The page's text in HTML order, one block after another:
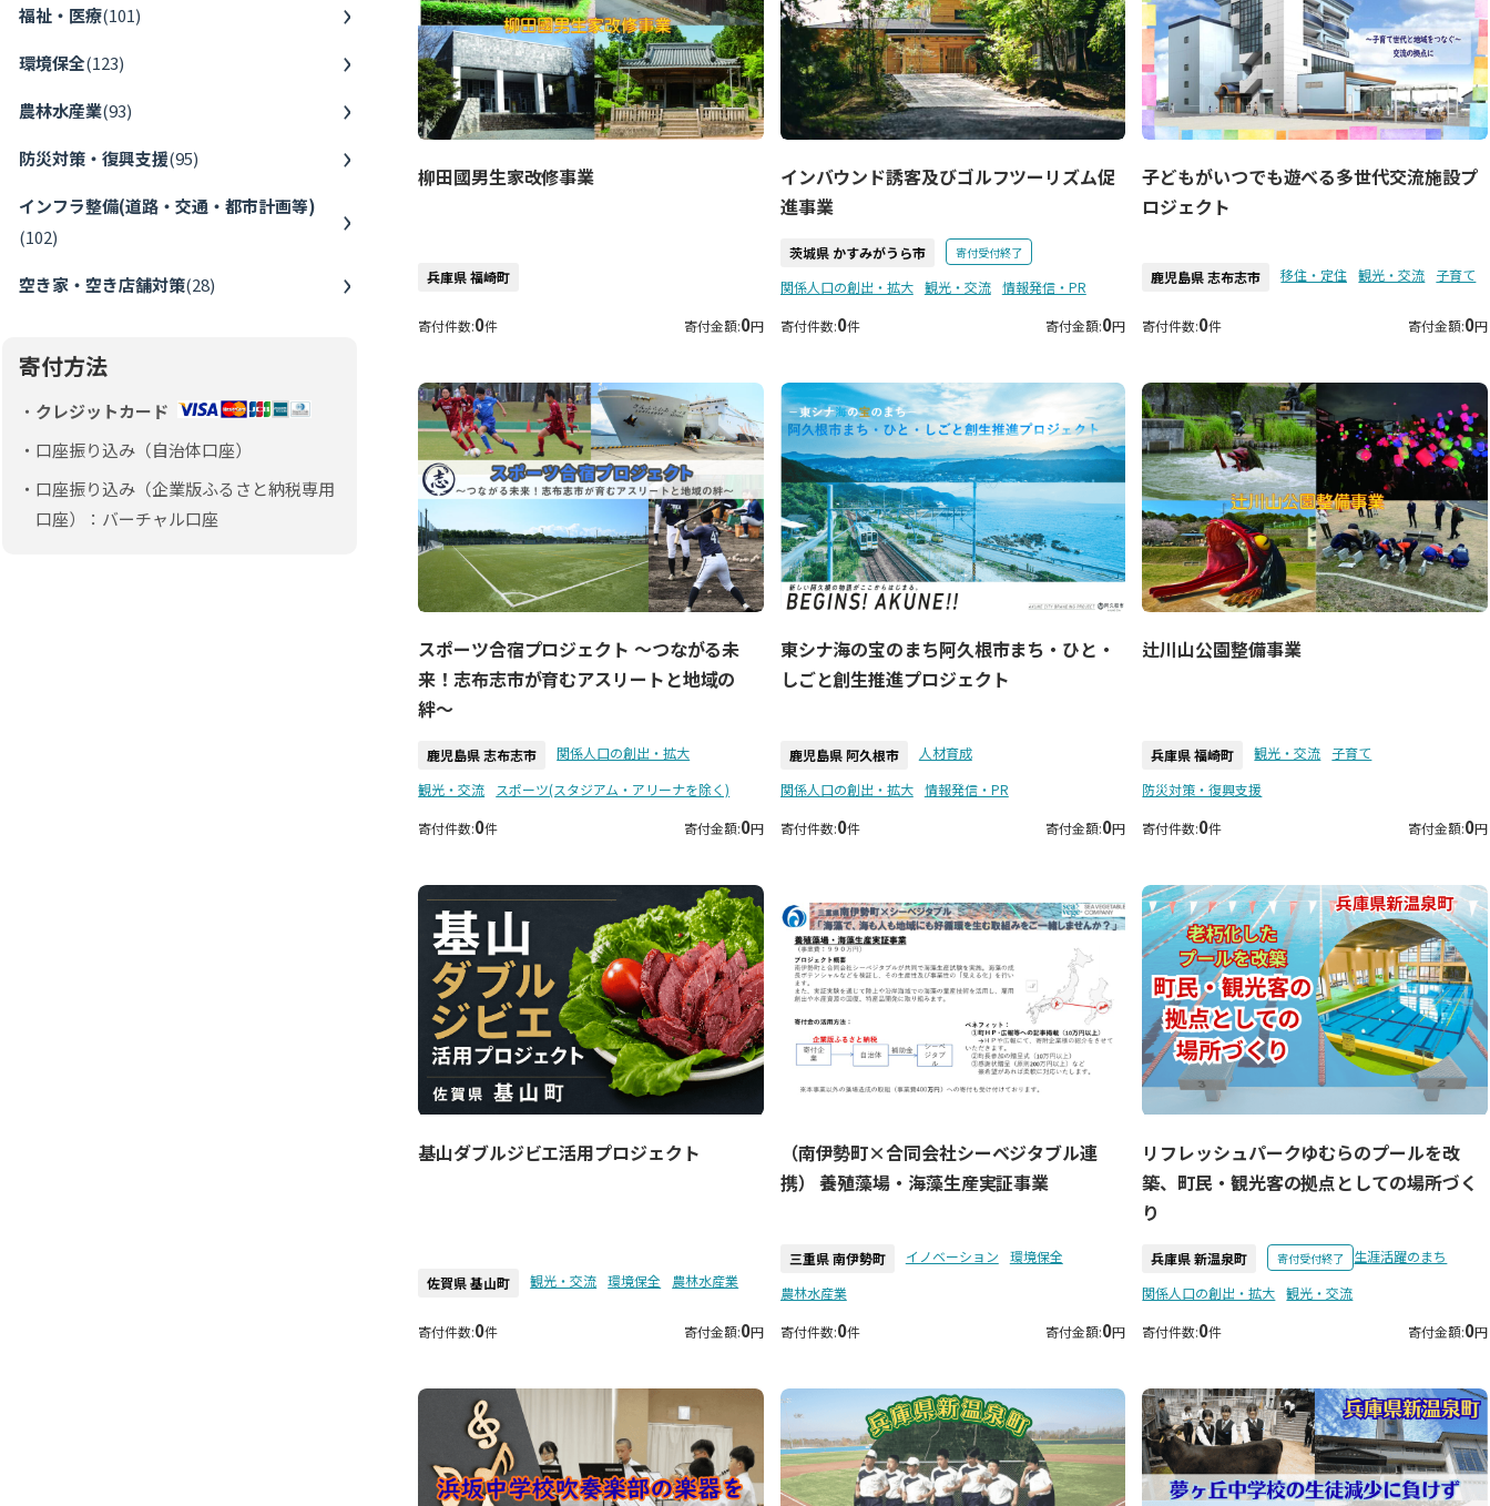
福祉・医療(101)
環境保全(123)
農林水産業(93)
防災対策・復興支援(95)
インフラ整備(道路・交通・都市計画等)
(102)
空き家・空き店舗対策(28)
寄付方法
クレジットカード
口座振り込み（自治体口座）
口座振り込み（企業版ふるさと納税専用
口座）：バーチャル口座
柳田國男生家改修事業
兵庫県 福崎町
寄付件数:0件 寄付金額:0円
インバウンド誘客及びゴルフツーリズム促
進事業
茨城県 かすみがうら市 寄付受付終了
関係人口の創出・拡大 観光・交流 情報発信・PR
寄付件数:0件 寄付金額:0円
子どもがいつでも遊べる多世代交流施設プ
ロジェクト
鹿児島県 志布志市 移住・定住 観光・交流 子育て
寄付件数:0件 寄付金額:0円
スポーツ合宿プロジェクト 〜つながる未
来！志布志市が育むアスリートと地域の
絆〜
鹿児島県 志布志市
関係人口の創出・拡大
観光・交流
スポーツ(スタジアム・アリーナを除く)
寄付件数:0件 寄付金額:0円
東シナ海の宝のまち阿久根市まち・ひと・
しごと創生推進プロジェクト
鹿児島県 阿久根市
人材育成
関係人口の創出・拡大
情報発信・PR
寄付件数:0件 寄付金額:0円
辻川山公園整備事業
兵庫県 福崎町 観光・交流
子育て
防災対策・復興支援
寄付件数:0件 寄付金額:0円
基山ダブルジビエ活用プロジェクト
佐賀県 基山町 観光・交流 環境保全 農林水産業
寄付件数:0件 寄付金額:0円
（南伊勢町×合同会社シーベジタブル連
携） 養殖藻場・海藻生産実証事業
三重県 南伊勢町 イノベーション
環境保全
農林水産業
寄付件数:0件 寄付金額:0円
リフレッシュパークゆむらのプールを改
築、町民・観光客の拠点としての場所づく
り
兵庫県 新温泉町 寄付受付終了
生涯活躍のまち
関係人口の創出・拡大
観光・交流
寄付件数:0件 寄付金額:0円